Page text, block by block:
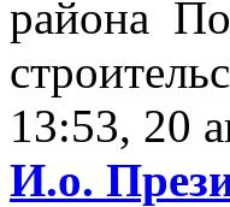
района
13:53, 20
И.о.